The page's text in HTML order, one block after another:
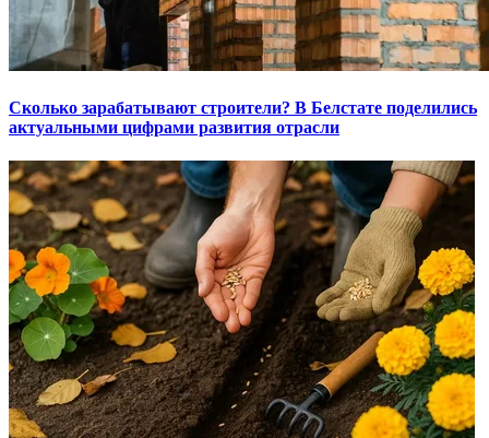
Сколько зарабатывают строители? В Белстате поделились
актуальными цифрами развития отрасли